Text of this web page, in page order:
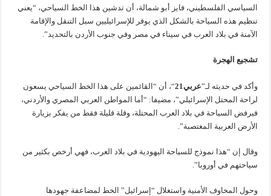
السياسي الفلسطيني، فايز أبو شمالة، أن تدشين هذا الخط السياحي، “يعني
تنظيم هذه السياحة بالشكل الذي يوفر للإسرائيليين سبل التنقل والإقامة
الآمنة في بلاد العرب في سيناء في مصر وفي جنوب الأردن بالتحديد”.
تشجيع الهجرة
وأكد في حديثه لـ”عربي21
“، أن “القائمين على هذا الخط السياحي يسعون
لراحة المحتل الإسرائيلي”، مضيفا: “أما المواطن العربي المصري والأردني،
فيرفض السياحة في بلاد العرب المحتلة، وقلة قليلة فقط من يفكر بزيارة
الأرض العربية المغتصبة”.
وقال إن “هذا نموذج للسياحة اليهودية في بلاد العرب، فهي أرخص بكثير من
سياحتهم في أوروبا”.
وحول المخاوف الأمنية واستغلال “إسرائيل” الخط لمضاعفة جهودها